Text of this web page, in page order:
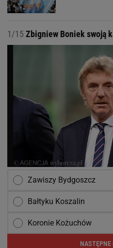
1/15 Zbigniew Boniek swoją
Zawiszy Bydgoszcz
Bałtyku Koszalin
Koronie Kożuchów
NASTĘPNE